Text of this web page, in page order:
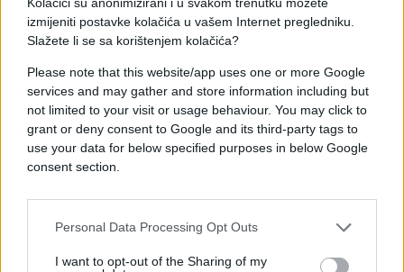
izmijeniti postavke kolačića u vašem Internet pregledniku.
Slažete li se sa korištenjem kolačića?
Please note that this website/app uses one or more Google
services and may gather and store information including but
not limited to your visit or usage behaviour. You may click to
grant or deny consent to Google and its third-party tags to
use your data for below specified purposes in below Google
consent section.
Personal Data Processing Opt Outs
I want to opt-out of the Sharing of my
Napad na zgradu turskog konzulata u Solunu je i